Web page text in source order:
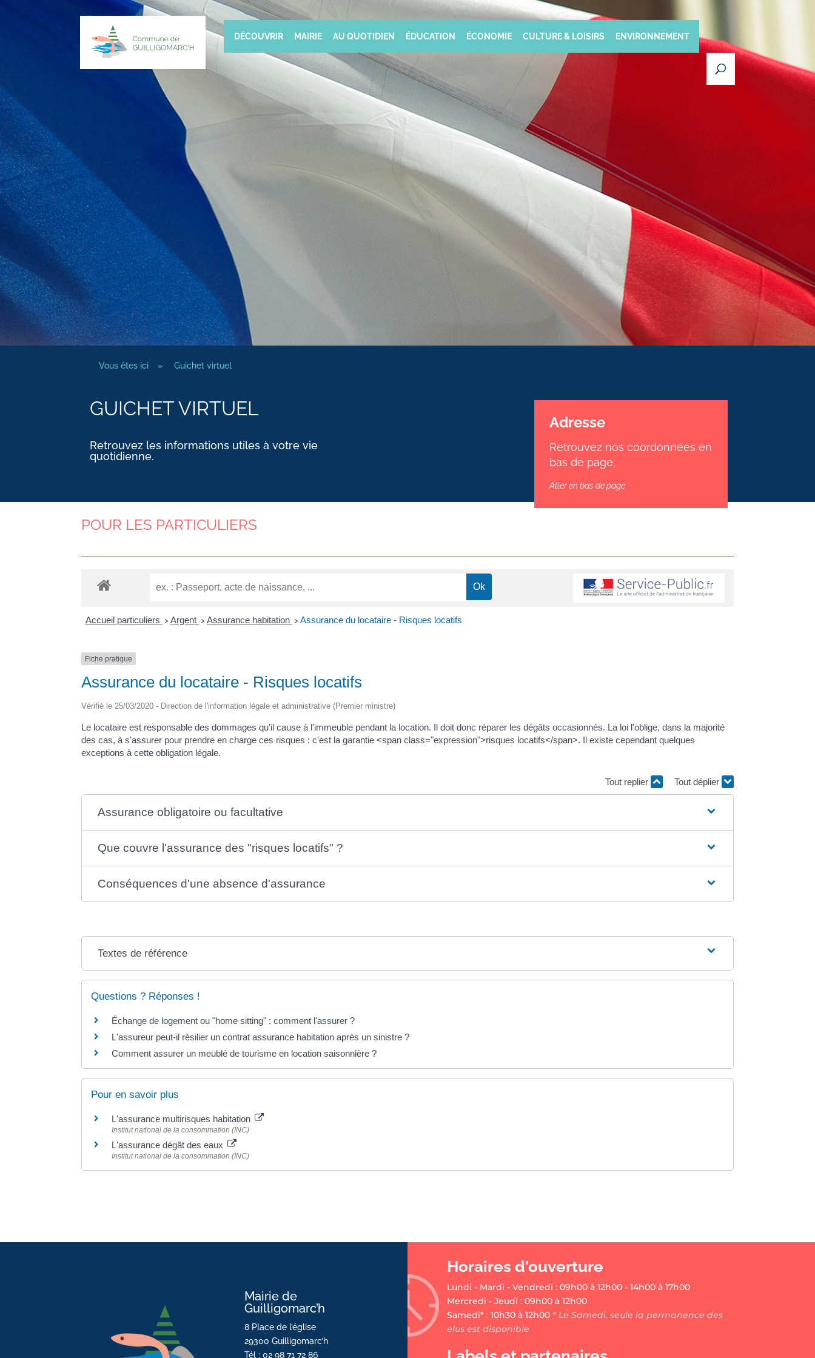
DÉCOUVRIR MAIRIE AU QUOTIDIEN ÉDUCATION ÉCONOMIE CULTURE & LOISIRS ENVIRONNEMENT
Vous êtes ici » Guichet virtuel
GUICHET VIRTUEL
Retrouvez les informations utiles à votre vie
quotidienne.
Adresse
Retrouvez nos coordonnées en
bas de page.
Aller en bas de page
POUR LES PARTICULIERS
Accueil particuliers > Argent > Assurance habitation > Assurance du locataire - Risques locatifs
Fiche pratique
Assurance du locataire - Risques locatifs
Vérifié le 25/03/2020 - Direction de l'information légale et administrative (Premier ministre)
Le locataire est responsable des dommages qu'il cause à l'immeuble pendant la location. Il doit donc réparer les dégâts occasionnés. La loi l'oblige, dans la majorité
des cas, à s'assurer pour prendre en charge ces risques : c'est la garantie <span class="expression">risques locatifs</span>. Il existe cependant quelques
exceptions à cette obligation légale.
Tout replier Tout déplier
Assurance obligatoire ou facultative
Que couvre l'assurance des "risques locatifs" ?
Conséquences d'une absence d'assurance
Textes de référence
Questions ? Réponses !
Échange de logement ou "home sitting" : comment l'assurer ?
L'assureur peut-il résilier un contrat assurance habitation après un sinistre ?
Comment assurer un meublé de tourisme en location saisonnière ?
Pour en savoir plus
L'assurance multirisques habitation
Institut national de la consommation (INC)
L'assurance dégât des eaux
Institut national de la consommation (INC)
Mairie de
Guilligomarc’h
8 Place de l’église
29300 Guilligomarc’h
Tél : 02 98 71 72 86
Horaires d'ouverture
Lundi - Mardi - Vendredi : 09h00 à 12h00 - 14h00 à 17h00
Mercredi - Jeudi : 09h00 à 12h00
Samedi* : 10h30 à 12h00* Le Samedi, seule la permanence des
élus est disponible